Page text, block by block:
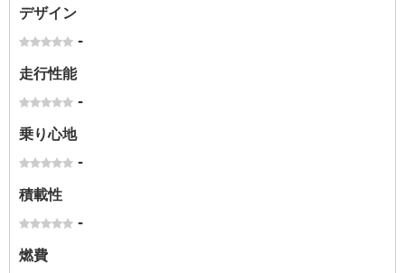
デザイン
-
走行性能
-
乗り心地
-
積載性
-
燃費